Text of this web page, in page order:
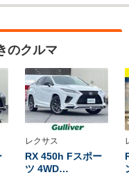
のクルマ
レクサス
RX 450h Fスポー
ツ 4WD…